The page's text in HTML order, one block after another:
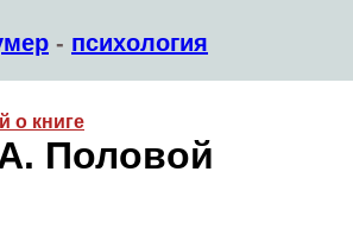
- психология
о книге
Половой